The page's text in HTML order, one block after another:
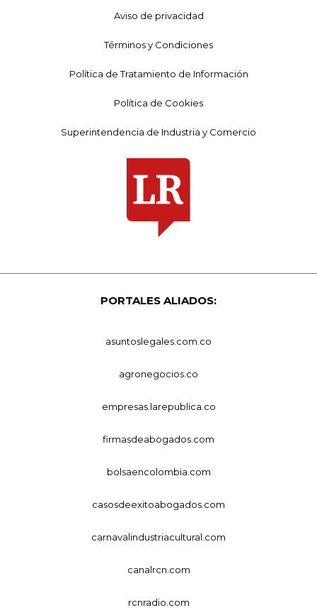
Aviso de privacidad
Términos y Condiciones
Política de Tratamiento de Información
Política de Cookies
Superintendencia de Industria y Comercio
PORTALES ALIADOS:
asuntoslegales.com.co
agronegocios.co
empresas.larepublica.co
firmasdeabogados.com
bolsaencolombia.com
casosdeexitoabogados.com
carnavalindustriacultural.com
canalrcn.com
rcnradio.com